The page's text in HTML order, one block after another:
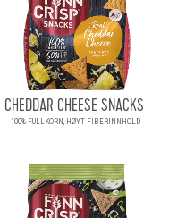
CHEDDAR CHEESE SNACKS
100% FULLKORN, HØYT FIBERINNHOLD